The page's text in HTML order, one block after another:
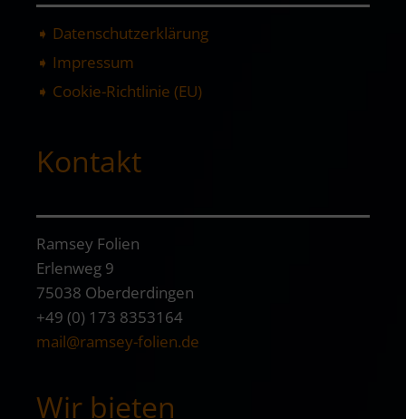
➧ Datenschutzerklärung
➧ Impressum
➧ Cookie-Richtlinie (EU)
Kontakt
Ramsey Folien
Erlenweg 9
75038 Oberderdingen
+49 (0) 173 8353164
mail@ramsey-folien.de
Wir bieten